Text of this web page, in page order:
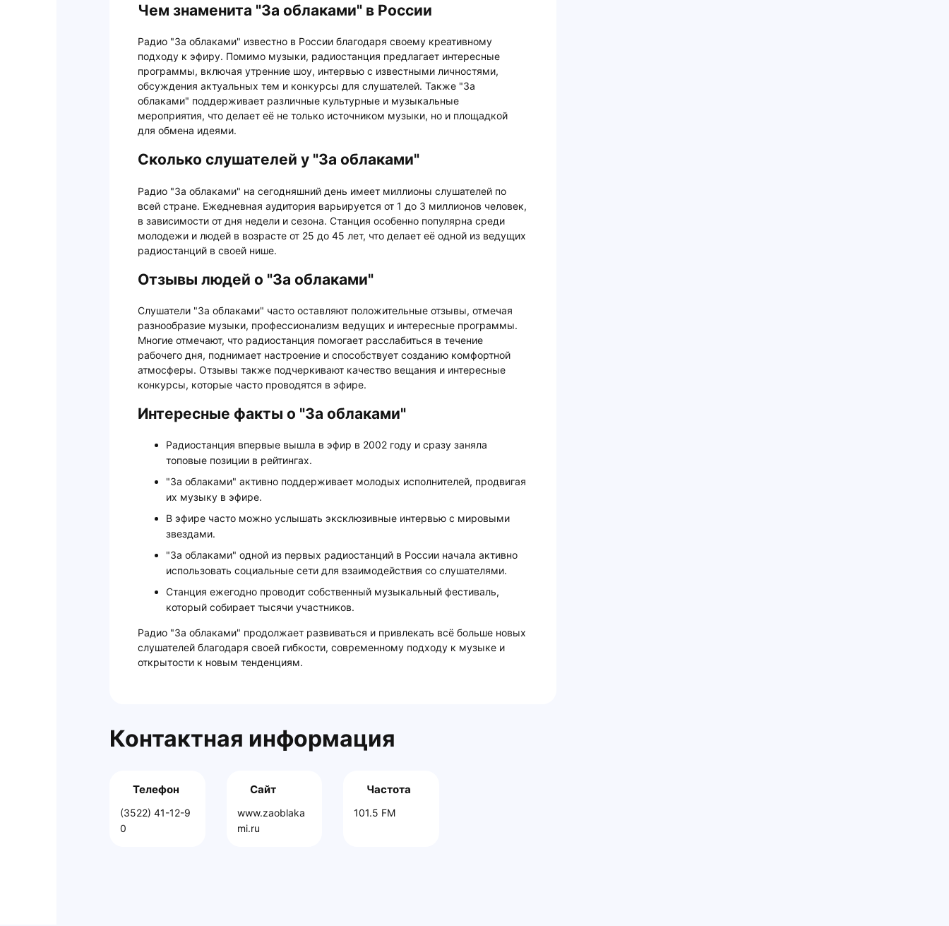
Чем знаменита "За облаками" в России
Радио "За облаками" известно в России благодаря своему креативному
подходу к эфиру. Помимо музыки, радиостанция предлагает интересные
программы, включая утренние шоу, интервью с известными личностями,
обсуждения актуальных тем и конкурсы для слушателей. Также "За
облаками" поддерживает различные культурные и музыкальные
мероприятия, что делает её не только источником музыки, но и площадкой
для обмена идеями.
Сколько слушателей у "За облаками"
Радио "За облаками" на сегодняшний день имеет миллионы слушателей по
всей стране. Ежедневная аудитория варьируется от 1 до 3 миллионов человек,
в зависимости от дня недели и сезона. Станция особенно популярна среди
молодежи и людей в возрасте от 25 до 45 лет, что делает её одной из ведущих
радиостанций в своей нише.
Отзывы людей о "За облаками"
Слушатели "За облаками" часто оставляют положительные отзывы, отмечая
разнообразие музыки, профессионализм ведущих и интересные программы.
Многие отмечают, что радиостанция помогает расслабиться в течение
рабочего дня, поднимает настроение и способствует созданию комфортной
атмосферы. Отзывы также подчеркивают качество вещания и интересные
конкурсы, которые часто проводятся в эфире.
Интересные факты о "За облаками"
Радиостанция впервые вышла в эфир в 2002 году и сразу заняла
топовые позиции в рейтингах.
"За облаками" активно поддерживает молодых исполнителей, продвигая
их музыку в эфире.
В эфире часто можно услышать эксклюзивные интервью с мировыми
звездами.
"За облаками" одной из первых радиостанций в России начала активно
использовать социальные сети для взаимодействия со слушателями.
Станция ежегодно проводит собственный музыкальный фестиваль,
который собирает тысячи участников.
Радио "За облаками" продолжает развиваться и привлекать всё больше новых
слушателей благодаря своей гибкости, современному подходу к музыке и
открытости к новым тенденциям.
Контактная информация
Телефон
(3522) 41-12-9
0
Сайт
www.zaoblaka
mi.ru
Частота
101.5 FM